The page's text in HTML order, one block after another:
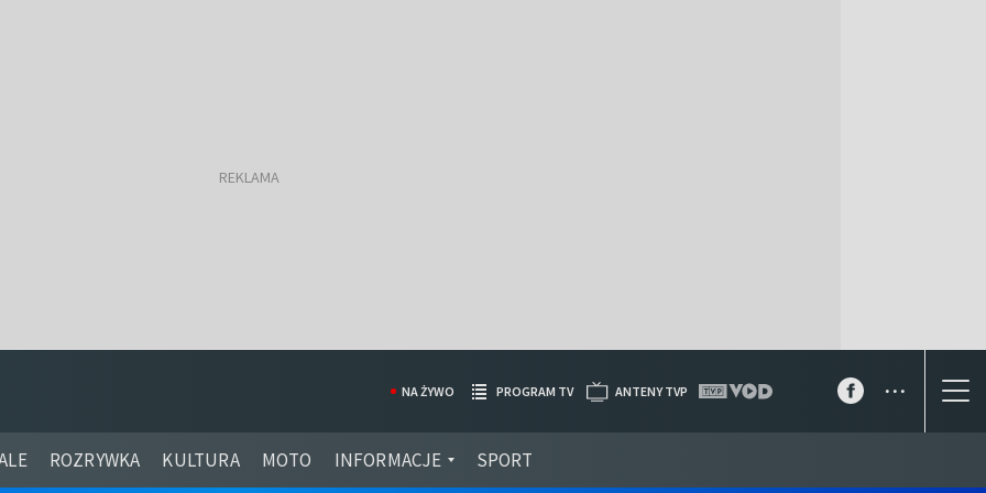
ROZRYWKA KULTURA MOTO INFORMACJE SPORT
NA ŻYWO PROGRAM TV ANTENY TVP ...